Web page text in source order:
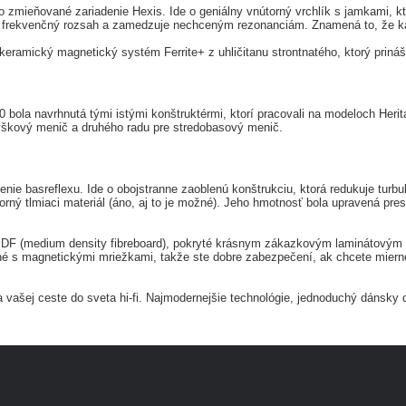
zmieňované zariadenie Hexis. Ide o geniálny vnútorný vrchlík s jamkami,
rozsah a zamedzuje nechceným rezonanciám. Znamená to,
magnetický systém Ferrite+ z uhličitanu strontnatého, ktorý
bola navrhnutá tými istými konštruktérmi, ktorí pracovali na modeloch
menič a druhého radu pre stredobasový menič.
basreflexu. Ide o obojstranne zaoblenú konštrukciu, ktorá redukuje
tlmiaci materiál (áno, aj to je možné). Jeho hmotnosť bola upravená
(medium density fibreboard), pokryté krásnym zákazkovým
s magnetickými mriežkami, takže ste dobre zabezpečení, ak chcete
vašej ceste do sveta hi-fi. Najmodernejšie technológie, jednoduchý